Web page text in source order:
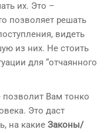
их. Это –
позволяет решать
видеть
из них. Не стоить
для “отчаянного
позволит Вам тонко
Это даст
на какие Законы/